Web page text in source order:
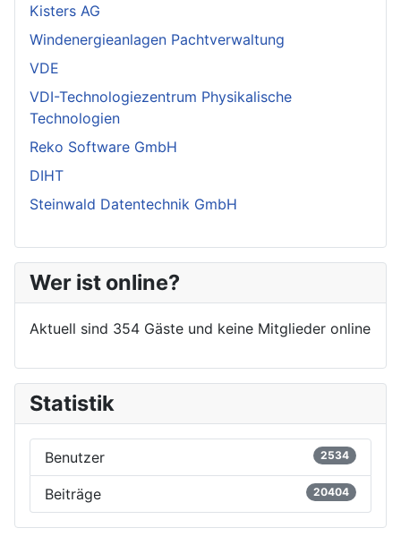
Kisters AG
Windenergieanlagen Pachtverwaltung
VDE
VDI-Technologiezentrum Physikalische
Technologien
Reko Software GmbH
DIHT
Steinwald Datentechnik GmbH
Wer ist online?
Aktuell sind 354 Gäste und keine Mitglieder online
Statistik
Benutzer 2534
Beiträge 20404